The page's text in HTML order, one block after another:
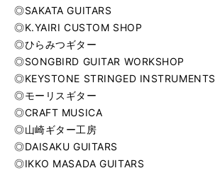
◎SAKATA GUITARS
◎K.YAIRI CUSTOM SHOP
◎ひらみつギター
◎SONGBIRD GUITAR WORKSHOP
◎KEYSTONE STRINGED INSTRUMENTS
◎モーリスギター
◎CRAFT MUSICA
◎山崎ギター工房
◎DAISAKU GUITARS
◎IKKO MASADA GUITARS